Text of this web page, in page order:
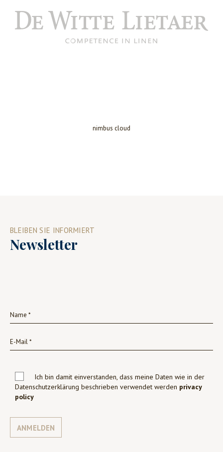
nimbus cloud
BLEIBEN SIE INFORMIERT
Newsletter
Ich bin damit einverstanden, dass meine Daten wie in der
Datenschutzerklärung beschrieben verwendet werden privacy
policy
ANMELDEN